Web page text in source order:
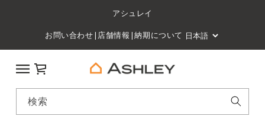
アシュレイ
お問い合わせ| 店舗情報 |納期について
検索
カート